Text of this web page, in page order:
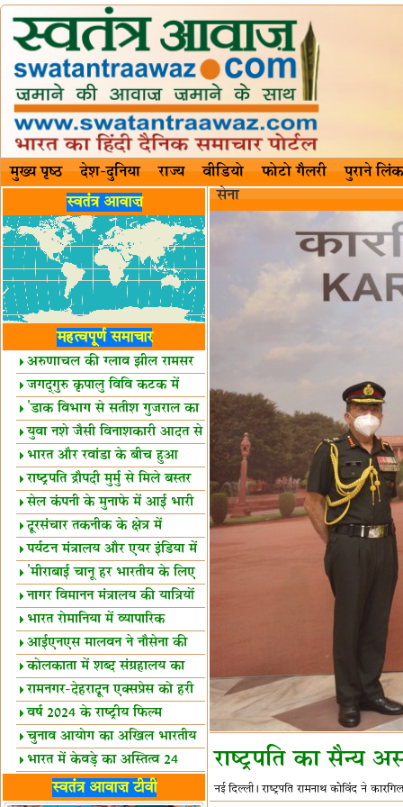
मुख्य पृष्ठ देश-दुनिया राज्य वीडियो फोटो गैलरी पुराने लिंक
स्वतंत्र आवाज़
महत्वपूर्ण समाचार
अरुणाचल की ग्लाव झील रामसर
स्थल घोषित
जगद्गुरु कृपालु विवि कटक में
शैक्षिक सत्र शुरू
'डाक विभाग से सतीश गुजराल का
रिश्ता गहरा'
युवा नशे जैसी विनाशकारी आदत से
दूर रहें-मोदी
भारत और रवांडा के बीच हुआ
व्यापार विस्तार
राष्ट्रपति द्रौपदी मुर्मु से मिले बस्तर
के प्रतिनिधि
सेल कंपनी के मुनाफे में आई भारी
उछाल!
दूरसंचार तकनीक के क्षेत्र में
उत्कृष्टता पुरस्कार
पर्यटन मंत्रालय और एयर इंडिया में
समझौता
'मीराबाई चानू हर भारतीय के लिए
प्रेरणा'
नागर विमानन मंत्रालय की यात्रियों
को सलाह
भारत रोमानिया में व्यापारिक
साझेदारियां
आईएनएस मालवन ने नौसेना की
ताकत बढ़ाई
कोलकाता में शब्द संग्रहालय का
उद्घाटन
रामनगर-देहरादून एक्सप्रेस को हरी
झंडीवर्ष 2024 के राष्ट्रीय फिल्म
पुरस्कारों की घोषणा
चुनाव आयोग का अखिल भारतीय
मीडिया सम्मेलन
भारत में केवड़े का अस्तित्‍व 24
लाख वर्ष!
लखनऊ में 'एक राष्ट्र एक चुनाव'
स्वतंत्र आवाज़ टीवी
सेना
राष्ट्रपति का सैन्य
नई दिल्ली। राष्ट्रपति रामनाथ कोविंद ने